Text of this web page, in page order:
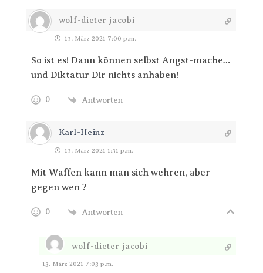
wolf-dieter jacobi
13. März 2021 7:00 p.m.
So ist es! Dann können selbst Angst-mache…
und Diktatur Dir nichts anhaben!
0 Antworten
Karl-Heinz
13. März 2021 1:31 p.m.
Mit Waffen kann man sich wehren, aber
gegen wen ?
0 Antworten
wolf-dieter jacobi
Antworten
13. März 2021 7:03 p.m.